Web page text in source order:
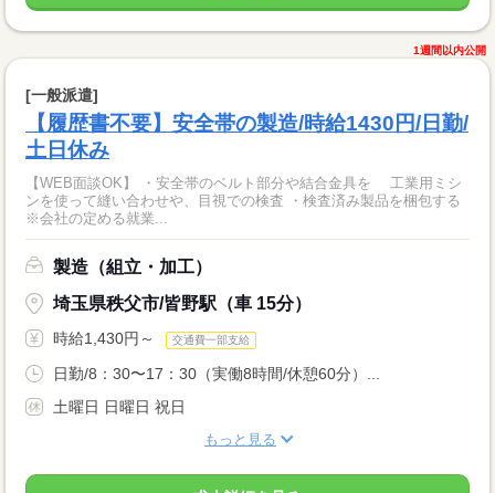
1週間以内公開
[一般派遣]
【履歴書不要】安全帯の製造/時給1430円/日勤/
土日休み
【WEB面談OK】 ・安全帯のベルト部分や結合金具を 工業用ミシ
ンを使って縫い合わせや、目視での検査 ・検査済み製品を梱包する
※会社の定める就業...
製造（組立・加工）
埼玉県秩父市/皆野駅（車 15分）
時給1,430円～ 交通費一部支給
日勤/8：30〜17：30（実働8時間/休憩60分）...
土曜日 日曜日 祝日
もっと見る